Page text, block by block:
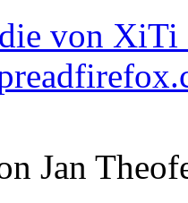
von XiTi
Jan